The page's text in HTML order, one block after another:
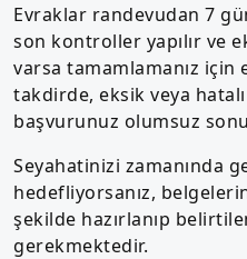
Evraklar randevudan 7
son kontroller yapılır ve
varsa tamamlamanız için
takdirde, eksik veya
başvurunuz olumsuz
Seyahatinizi zamanında
hedefliyorsanız,
şekilde hazırlanıp
gerekmektedir.